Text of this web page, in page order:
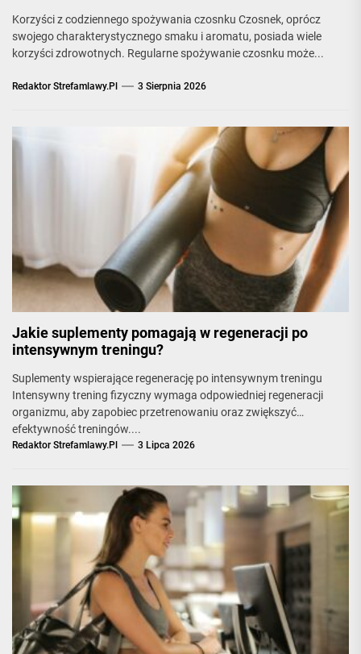
Korzyści z codziennego spożywania czosnku Czosnek, oprócz
swojego charakterystycznego smaku i aromatu, posiada wiele
korzyści zdrowotnych. Regularne spożywanie czosnku może...
Redaktor Strefamlawy.pl 3 Sierpnia 2026
Jakie suplementy pomagają w regeneracji po
intensywnym treningu?
Suplementy wspierające regenerację po intensywnym treningu
Intensywny trening fizyczny wymaga odpowiedniej regeneracji
organizmu, aby zapobiec przetrenowaniu oraz zwiększyć
efektywność treningów....
Redaktor Strefamlawy.pl 3 Lipca 2026